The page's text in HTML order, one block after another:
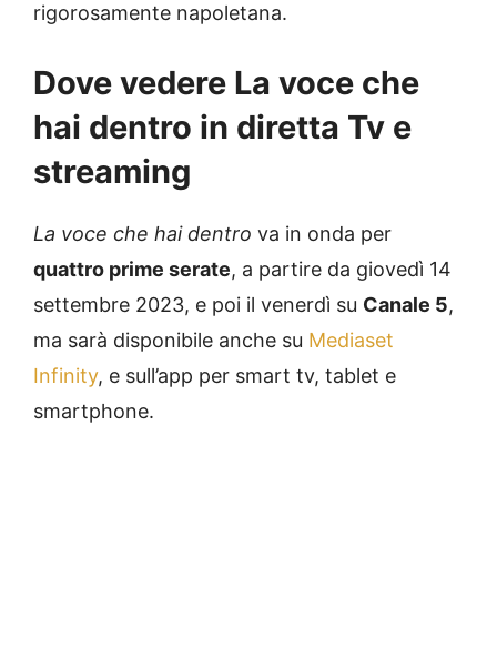
rigorosamente napoletana.
Dove vedere La voce che
hai dentro in diretta Tv e
streaming
La voce che hai dentro va in onda per
quattro prime serate, a partire da giovedì 14
settembre 2023, e poi il venerdì su Canale 5,
ma sarà disponibile anche su Mediaset
Infinity, e sull’app per smart tv, tablet e
smartphone.